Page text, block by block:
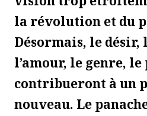
la révolution et du
Désormais, le
l’amour, le genre,
contribueront à un
nouveau. Le